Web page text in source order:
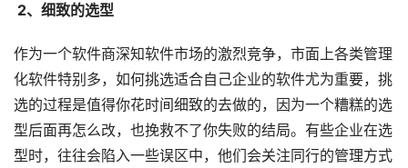
2、细致的选型
作为一个软件商深知软件市场的激烈竞争，市面上各类管理
化软件特别多，如何挑选适合自己企业的软件尤为重要，挑
选的过程是值得你花时间细致的去做的，因为一个糟糕的选
型后面再怎么改，也挽救不了你失败的结局。有些企业在选
型时，往往会陷入一些误区中，他们会关注同行的管理方式